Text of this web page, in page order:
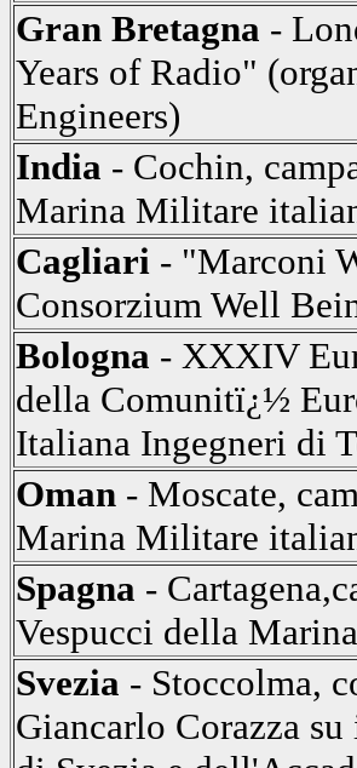
Gran Bretagna -
Years of Radio"
Engineers)
India - Cochin,
Marina Militare
Cagliari - "Marconi
Consorzium Well
Bologna - XXXIV
della Comunitï¿½
Italiana Ingegneri di
Oman - Moscate,
Marina Militare
Spagna -
Vespucci della
Svezia - Stoccolma,
Giancarlo Corazza